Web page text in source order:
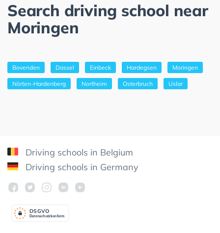
Search driving school near
Moringen
Bovenden Dassel Einbeck Hardegsen Moringen
Nörten-Hardenberg Northeim Osterbruch Uslar
Driving schools in Belgium
Driving schools in Germany
Datenschutzkonform
DSGVO